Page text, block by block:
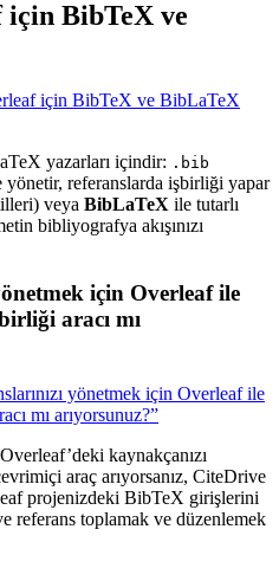
BibTeX ve
için BibTeX ve BibLaTeX
yazarları içindir: .bib
yönetir, referanslarda işbirliği yapar
veya BibLaTeX ile tutarlı
bibliyografya akışınızı
için Overleaf ile
aracı mı
yönetmek için Overleaf ile
mı arıyorsunuz?”
Overleaf’deki kaynakçanızı
araç arıyorsanız, CiteDrive
projenizdeki BibTeX girişlerini
referans toplamak ve düzenlemek